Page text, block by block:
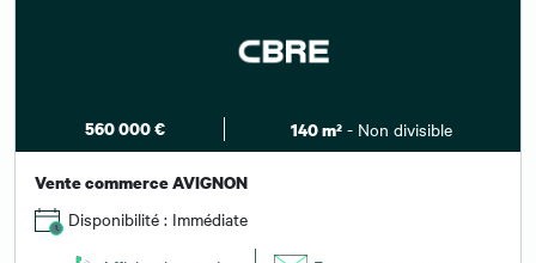
560 000 € 140 m²- Non divisible
Vente commerce AVIGNON
Disponibilité : Immédiate